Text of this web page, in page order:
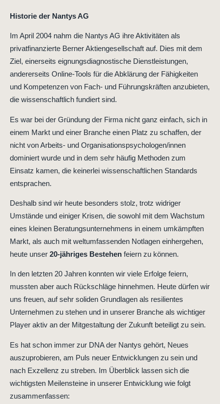
Historie der Nantys AG
Im April 2004 nahm die Nantys AG ihre Aktivitäten als
privatfinanzierte Berner Aktiengesellschaft auf. Dies mit dem
Ziel, einerseits eignungsdiagnostische Dienstleistungen,
andererseits Online-Tools für die Abklärung der Fähigkeiten
und Kompetenzen von Fach- und Führungskräften anzubieten,
die wissenschaftlich fundiert sind.
Es war bei der Gründung der Firma nicht ganz einfach, sich in
einem Markt und einer Branche einen Platz zu schaffen, der
nicht von Arbeits- und Organisationspsychologen/innen
dominiert wurde und in dem sehr häufig Methoden zum
Einsatz kamen, die keinerlei wissenschaftlichen Standards
entsprachen.
Deshalb sind wir heute besonders stolz, trotz widriger
Umstände und einiger Krisen, die sowohl mit dem Wachstum
eines kleinen Beratungsunternehmens in einem umkämpften
Markt, als auch mit weltumfassenden Notlagen einhergehen,
heute unser 20-jähriges Bestehen feiern zu können.
In den letzten 20 Jahren konnten wir viele Erfolge feiern,
mussten aber auch Rückschläge hinnehmen. Heute dürfen wir
uns freuen, auf sehr soliden Grundlagen als resilientes
Unternehmen zu stehen und in unserer Branche als wichtiger
Player aktiv an der Mitgestaltung der Zukunft beteiligt zu sein.
Es hat schon immer zur DNA der Nantys gehört, Neues
auszuprobieren, am Puls neuer Entwicklungen zu sein und
nach Exzellenz zu streben. Im Überblick lassen sich die
wichtigsten Meilensteine in unserer Entwicklung wie folgt
zusammenfassen: